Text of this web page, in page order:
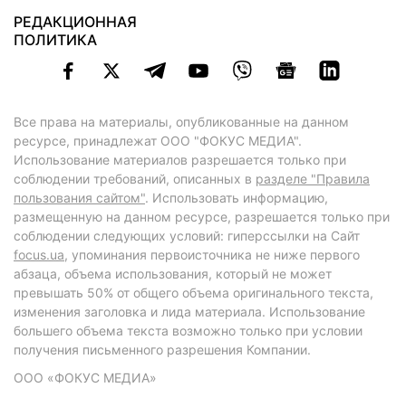
РЕДАКЦИОННАЯ
ПОЛИТИКА
Все права на материалы, опубликованные на данном
ресурсе, принадлежат ООО "ФОКУС МЕДИА".
Использование материалов разрешается только при
соблюдении требований, описанных в разделе "Правила
пользования сайтом". Использовать информацию,
размещенную на данном ресурсе, разрешается только при
соблюдении следующих условий: гиперссылки на Сайт
focus.ua, упоминания первоисточника не ниже первого
абзаца, объема использования, который не может
превышать 50% от общего объема оригинального текста,
изменения заголовка и лида материала. Использование
большего объема текста возможно только при условии
получения письменного разрешения Компании.
ООО «ФОКУС МЕДИА»